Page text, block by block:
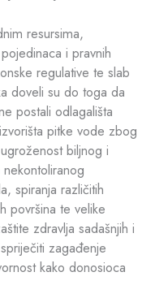
resursima,
i pravnih
regulative te slab
doveli su do toga da
postali odlagališta
pitke vode zbog
biljnog i
spiranja različitih
površina te velike
zdravlja sadašnjih i
zagađenje
kako donosioca